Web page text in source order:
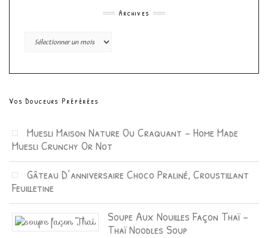
Archives
Archives
Vos Douceurs Préférées
Muesli Maison Nature Ou Craquant – Home Made
Muesli Crunchy Or Not
Gâteau D’anniversaire Choco Praliné, Croustillant
Feuilletine
Soupe Aux Nouilles Façon Thaï –
Thaï Noodles Soup